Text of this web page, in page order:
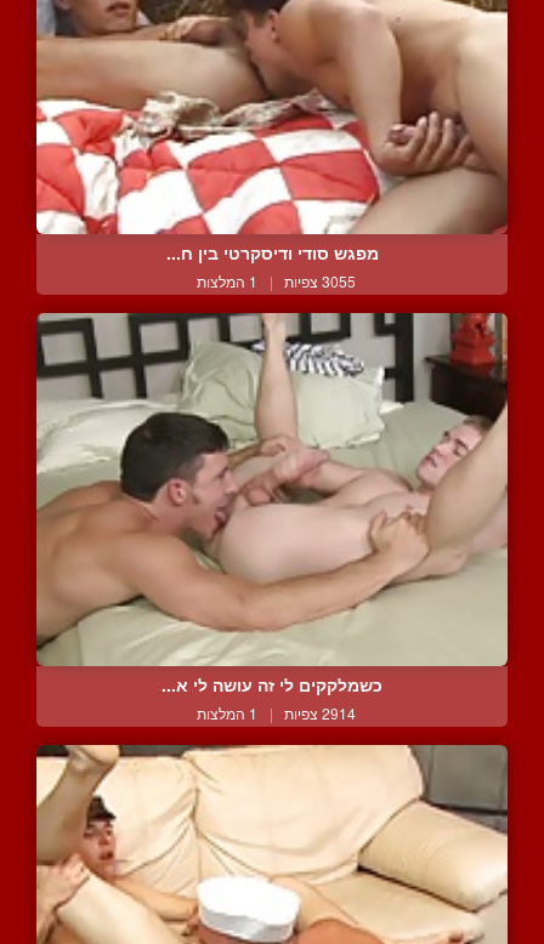
מפגש סודי ודיסקרטי בין ח...
3055 צפיות | 1 המלצות
כשמלקקים לי זה עושה לי א...
2914 צפיות | 1 המלצות